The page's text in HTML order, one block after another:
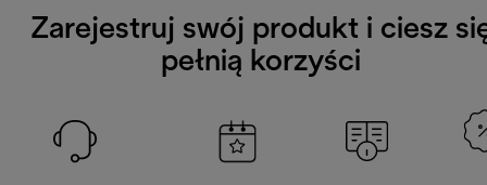
Zarejestruj swój produkt i ciesz
pełnią korzyści